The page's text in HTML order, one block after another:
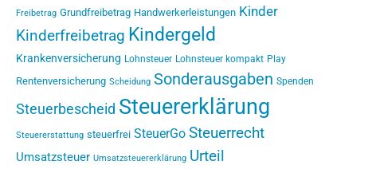
Freibetrag Grundfreibetrag Handwerkerleistungen Kinder
Kinderfreibetrag Kindergeld
Krankenversicherung Lohnsteuer Lohnsteuer kompakt Play
Rentenversicherung Scheidung Sonderausgaben Spenden
Steuerbescheid Steuererklärung
Steuererstattung steuerfrei SteuerGo Steuerrecht
Umsatzsteuer Umsatzsteuererklärung Urteil